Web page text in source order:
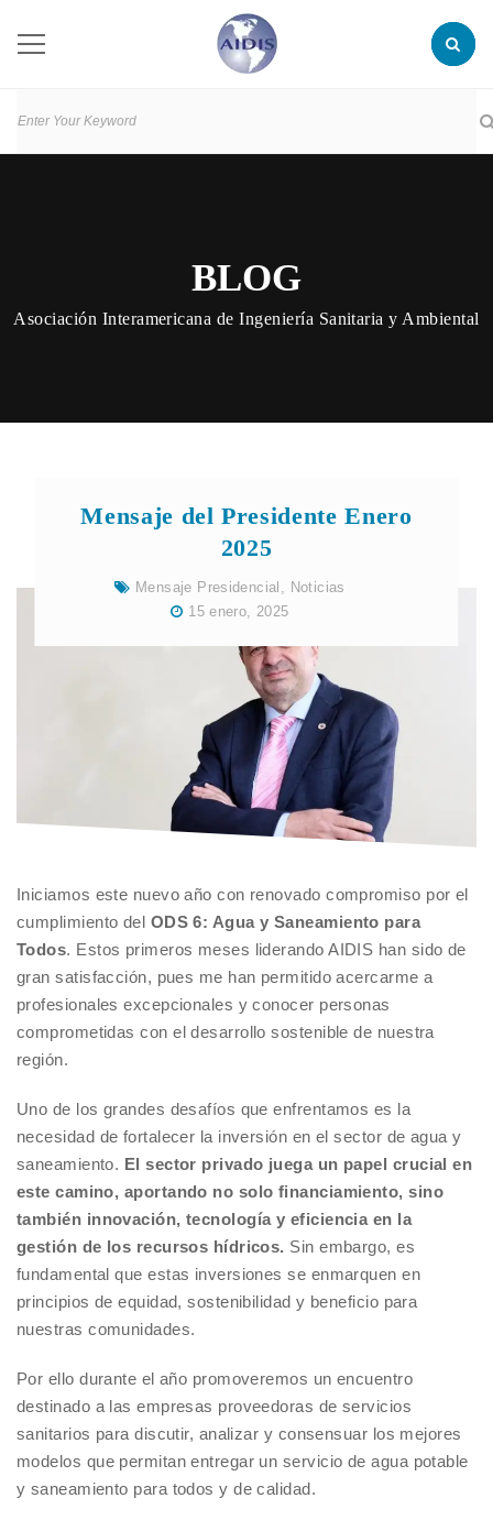
BLOG
Asociación Interamericana de Ingeniería Sanitaria y Ambiental
Mensaje del Presidente Enero
2025
Mensaje Presidencial
Noticias
15 enero, 2025
Iniciamos este nuevo año con renovado compromiso por el
cumplimiento del ODS 6: Agua y Saneamiento para
Todos. Estos primeros meses liderando AIDIS han sido de
gran satisfacción, pues me han permitido acercarme a
profesionales excepcionales y conocer personas
comprometidas con el desarrollo sostenible de nuestra
región.
Uno de los grandes desafíos que enfrentamos es la
necesidad de fortalecer la inversión en el sector de agua y
saneamiento. El sector privado juega un papel crucial en
este camino, aportando no solo financiamiento, sino
también innovación, tecnología y eficiencia en la
gestión de los recursos hídricos. Sin embargo, es
fundamental que estas inversiones se enmarquen en
principios de equidad, sostenibilidad y beneficio para
nuestras comunidades.
Por ello durante el año promoveremos un encuentro
destinado a las empresas proveedoras de servicios
sanitarios para discutir, analizar y consensuar los mejores
modelos que permitan entregar un servicio de agua potable
y saneamiento para todos y de calidad.